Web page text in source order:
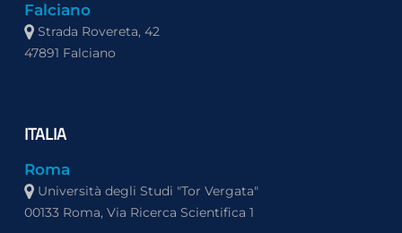
Falciano
Strada Rovereta, 42
47891 Falciano
ITALIA
Roma
Università degli Studi "Tor Vergata"
00133 Roma, Via Ricerca Scientifica 1